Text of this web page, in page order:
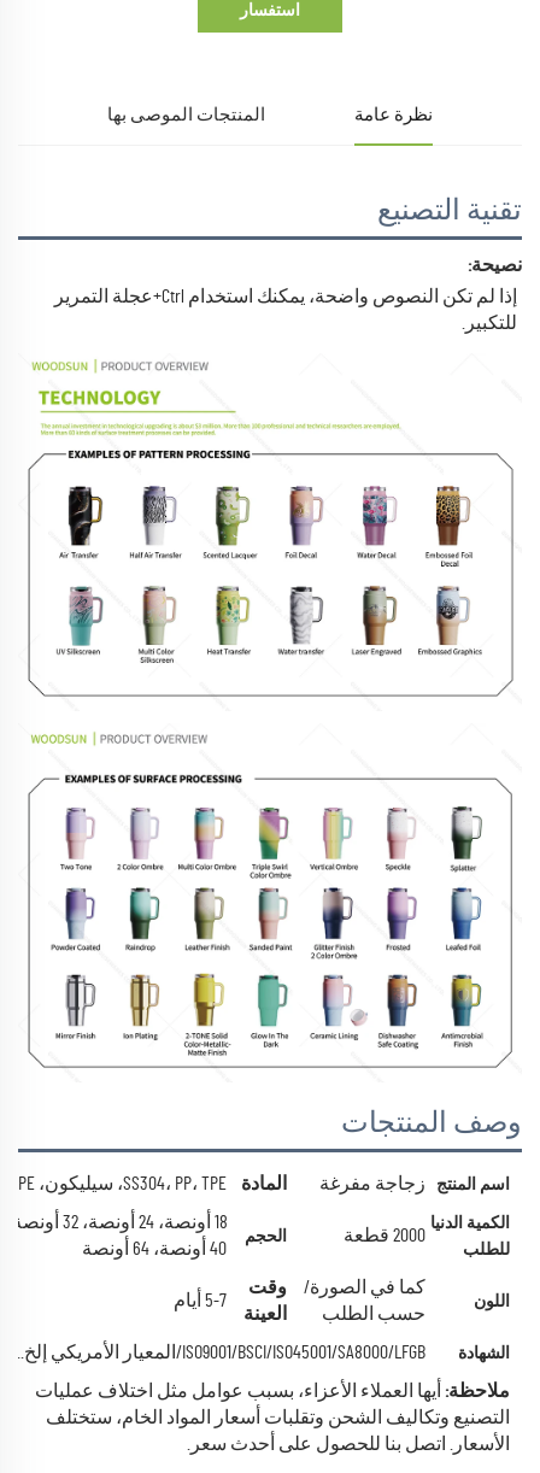
استفسار
نظرة عامة المنتجات الموصى بها
تقنية التصنيع
نصيحة:
للتكبير.
وصف المنتجات
اسم المنتج زجاجة مفرغة المادة SS304، PP، TPE، سيليكون، PE
الكمية الدنيا
للطلب
2000 قطعة الحجم
18 أونصة، 24 أونصة، 32 أونصة،
40 أونصة، 64 أونصة
اللون
كما في الصورة/
حسب الطلب
وقت
العينة
5-7 أيام
الشهادة
ISO9001/BSCI/ISO45001/SA8000/LFGB/المعيار الأمريكي إلخ...
ملاحظة: أيها العملاء الأعزاء، بسبب عوامل مثل اختلاف عمليات
التصنيع وتكاليف الشحن وتقلبات أسعار المواد الخام، ستختلف
الأسعار. اتصل بنا للحصول على أحدث سعر.